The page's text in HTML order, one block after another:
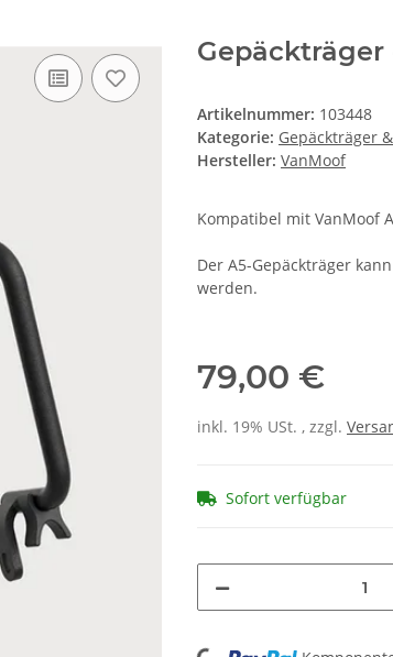
Gepäckträger
Artikelnummer: 103448
Kategorie: Gepäckträger
Hersteller: VanMoof
Kompatibel mit VanMoof
Der A5-Gepäckträger
werden.
79,00 €
inkl. 19% USt. , zzgl.
Sofort verfügbar